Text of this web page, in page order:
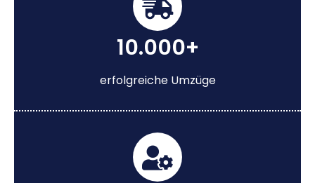
10.000+
erfolgreiche Umzüge